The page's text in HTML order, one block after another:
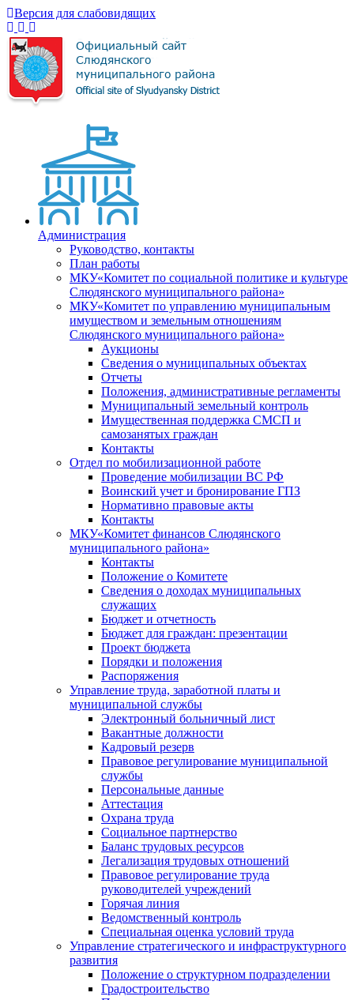
Версия для слабовидящих
Администрация
Руководство, контакты
План работы
МКУ«Комитет по социальной политике и культуре
Слюдянского муниципального района»
МКУ«Комитет по управлению муниципальным
имуществом и земельным отношениям
Слюдянского муниципального района»
Аукционы
Сведения о муниципальных объектах
Отчеты
Положения, административные регламенты
Муниципальный земельный контроль
Имущественная поддержка СМСП и
самозанятых граждан
Контакты
Отдел по мобилизационной работе
Проведение мобилизации ВС РФ
Воинский учет и бронирование ГПЗ
Нормативно правовые акты
Контакты
МКУ«Комитет финансов Слюдянского
муниципального района»
Контакты
Положение о Комитете
Сведения о доходах муниципальных
служащих
Бюджет и отчетность
Бюджет для граждан: презентации
Проект бюджета
Порядки и положения
Распоряжения
Управление труда, заработной платы и
муниципальной службы
Электронный больничный лист
Вакантные должности
Кадровый резерв
Правовое регулирование муниципальной
службы
Персональные данные
Аттестация
Охрана труда
Социальное партнерство
Баланс трудовых ресурсов
Легализация трудовых отношений
Правовое регулирование труда
руководителей учреждений
Горячая линия
Ведомственный контроль
Специальная оценка условий труда
Управление стратегического и инфраструктурного
развития
Положение о структурном подразделении
Градостроительство